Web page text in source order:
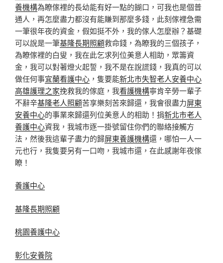
養機構為瞭傢裡的長幼能有好一點的餬口，可我也是個普
通人，再怎麼盡力都沒有能賺到那麼多錢，此刻傢裡急需
一筆很年夜的資金，假如挺不外，我的傢人怎麼辦？基礎
可以說是一筆基隆長期照顧救命錢，為瞭我的三個孩子，
為瞭傢裡的白叟，我在此乞求列位美意人相助，眾籌資
金，我可以對著燈火起誓，我不是在說謊錢，我真的可以
做任何事宜蘭看護中心 ，隻要能新北市失智老人安養中心
高雄護理之家挽救我的傢庭，我看護機構寧肯辛勞一輩子
不辭辛基隆老人照顧苦享樂刻苦來歸還，我會很盡力屏東
安養中心的事業來歸還列位美意人的相助！捐新北市老人
養護中心資我，我城市逐一掛號留住你們的聯絡接觸方
法，然後我這輩子盡力的歸屏東養護機構還，哪怕一人一
元也行，我隻要另有一口吻，我城市還，在此感謝年夜傢
瞭！
養護中心
基隆長期照顧
桃園養護中心
彰化安養院